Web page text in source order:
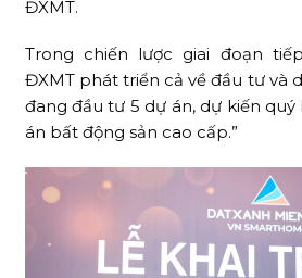
ĐXMT.
Trong chiến lược giai đoạn
ĐXMT phát triển cả về đầu tư và
đang đầu tư 5 dự án, dự kiến
án bất động sản cao cấp.”